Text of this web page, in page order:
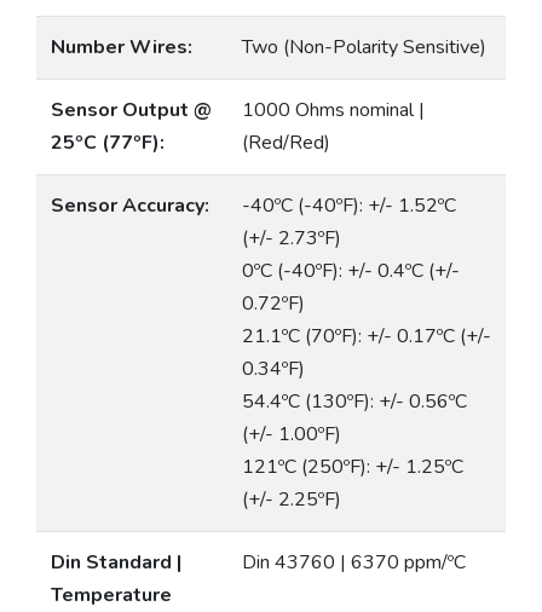
Number Wires: Two (Non-Polarity Sensitive)
Sensor Output @
25ºC (77ºF):
1000 Ohms nominal |
(Red/Red)
Sensor Accuracy:
-40ºC (-40ºF): +/- 1.52ºC
(+/- 2.73ºF)
0ºC (-40ºF): +/- 0.4ºC (+/-
0.72ºF)
21.1ºC (70ºF): +/- 0.17ºC (+/-
0.34ºF)
54.4ºC (130ºF): +/- 0.56ºC
(+/- 1.00ºF)
121ºC (250ºF): +/- 1.25ºC
(+/- 2.25ºF)
Din Standard |
Temperature
Din 43760 | 6370 ppm/ºC